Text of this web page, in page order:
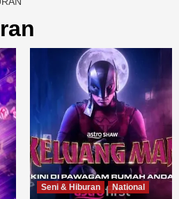
Seni & Hiburan National